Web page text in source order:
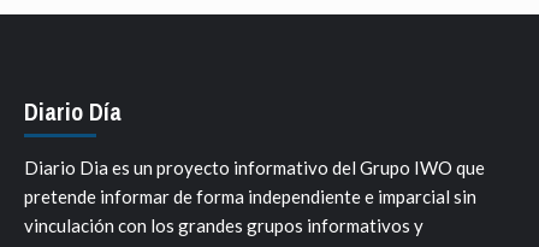
Diario Día
Diario Dia es un proyecto informativo del Grupo IWO que
pretende informar de forma independiente e imparcial sin
vinculación con los grandes grupos informativos y